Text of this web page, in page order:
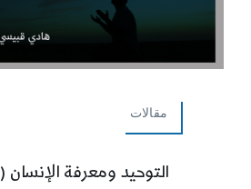
مقالات
التوحيد ومعرفة الإنسان (3): البعد المعرفي